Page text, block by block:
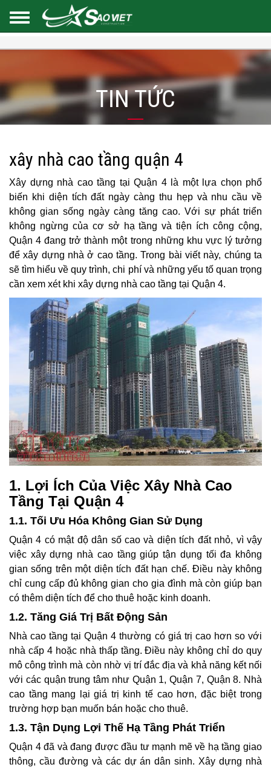
TIN TỨC
xây nhà cao tầng quận 4
Xây dựng nhà cao tầng tại Quận 4 là một lựa chọn phổ
biến khi diện tích đất ngày càng thu hẹp và nhu cầu về
không gian sống ngày càng tăng cao. Với sự phát triển
không ngừng của cơ sở hạ tầng và tiện ích công cộng,
Quận 4 đang trở thành một trong những khu vực lý tưởng
để xây dựng nhà ở cao tầng. Trong bài viết này, chúng ta
sẽ tìm hiểu về quy trình, chi phí và những yếu tố quan trọng
cần xem xét khi xây dựng nhà cao tầng tại Quận 4.
1. Lợi Ích Của Việc Xây Nhà Cao
Tầng Tại Quận 4
1.1. Tối Ưu Hóa Không Gian Sử Dụng
Quận 4 có mật độ dân số cao và diện tích đất nhỏ, vì vậy
việc xây dựng nhà cao tầng giúp tận dụng tối đa không
gian sống trên một diện tích đất hạn chế. Điều này không
chỉ cung cấp đủ không gian cho gia đình mà còn giúp bạn
có thêm diện tích để cho thuê hoặc kinh doanh.
1.2. Tăng Giá Trị Bất Động Sản
Nhà cao tầng tại Quận 4 thường có giá trị cao hơn so với
nhà cấp 4 hoặc nhà thấp tầng. Điều này không chỉ do quy
mô công trình mà còn nhờ vị trí đắc địa và khả năng kết nối
với các quận trung tâm như Quận 1, Quận 7, Quận 8. Nhà
cao tầng mang lại giá trị kinh tế cao hơn, đặc biệt trong
trường hợp bạn muốn bán hoặc cho thuê.
1.3. Tận Dụng Lợi Thế Hạ Tầng Phát Triển
Quận 4 đã và đang được đầu tư mạnh mẽ về hạ tầng giao
thông, cầu đường và các dự án dân sinh. Xây dựng nhà